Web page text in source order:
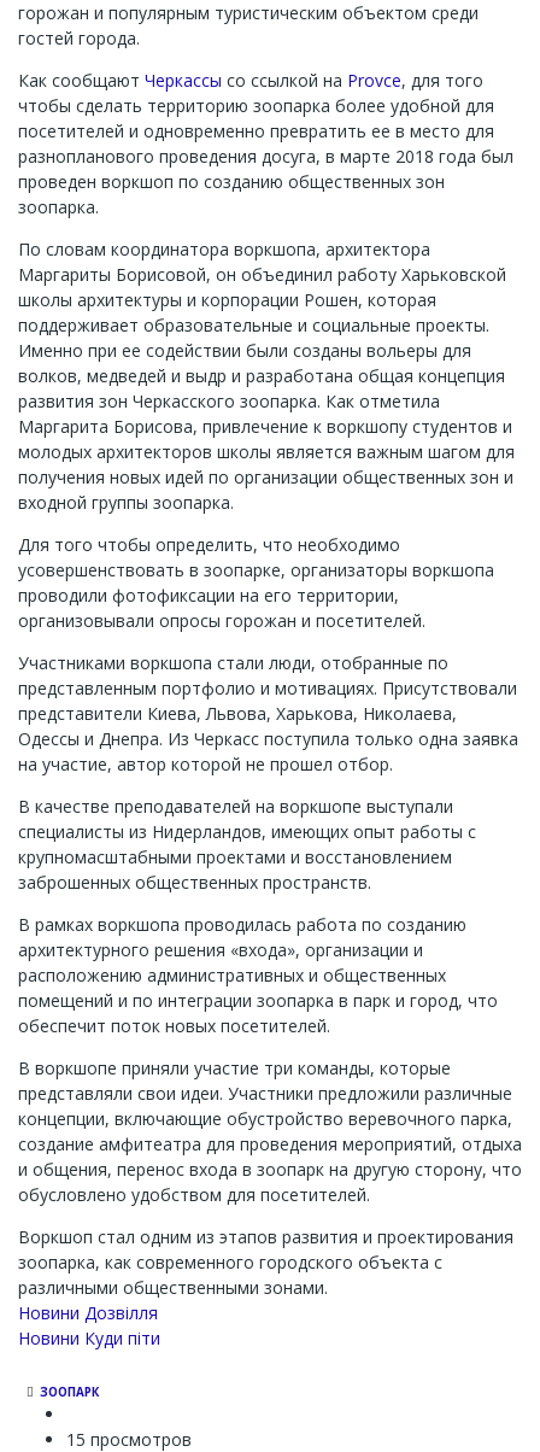
горожан и популярным туристическим объектом среди
гостей города.
Как сообщают Черкассы со ссылкой на Provce, для того
чтобы сделать территорию зоопарка более удобной для
посетителей и одновременно превратить ее в место для
разнопланового проведения досуга, в марте 2018 года был
проведен воркшоп по созданию общественных зон
зоопарка.
По словам координатора воркшопа, архитектора
Маргариты Борисовой, он объединил работу Харьковской
школы архитектуры и корпорации Рошен, которая
поддерживает образовательные и социальные проекты.
Именно при ее содействии были созданы вольеры для
волков, медведей и выдр и разработана общая концепция
развития зон Черкасского зоопарка. Как отметила
Маргарита Борисова, привлечение к воркшопу студентов и
молодых архитекторов школы является важным шагом для
получения новых идей по организации общественных зон и
входной группы зоопарка.
Для того чтобы определить, что необходимо
усовершенствовать в зоопарке, организаторы воркшопа
проводили фотофиксации на его территории,
организовывали опросы горожан и посетителей.
Участниками воркшопа стали люди, отобранные по
представленным портфолио и мотивациях. Присутствовали
представители Киева, Львова, Харькова, Николаева,
Одессы и Днепра. Из Черкасс поступила только одна заявка
на участие, автор которой не прошел отбор.
В качестве преподавателей на воркшопе выступали
специалисты из Нидерландов, имеющих опыт работы с
крупномасштабными проектами и восстановлением
заброшенных общественных пространств.
В рамках воркшопа проводилась работа по созданию
архитектурного решения «входа», организации и
расположению административных и общественных
помещений и по интеграции зоопарка в парк и город, что
обеспечит поток новых посетителей.
В воркшопе приняли участие три команды, которые
представляли свои идеи. Участники предложили различные
концепции, включающие обустройство веревочного парка,
создание амфитеатра для проведения мероприятий, отдыха
и общения, перенос входа в зоопарк на другую сторону, что
обусловлено удобством для посетителей.
Воркшоп стал одним из этапов развития и проектирования
зоопарка, как современного городского объекта с
различными общественными зонами.
Новини Дозвілля
Новини Куди піти
ЗООПАРК
15 просмотров